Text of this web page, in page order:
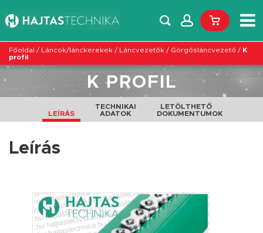
Főoldal / Láncok/lánckerekek / Láncvezetők / Görgősláncvezető / K
profil
K PROFIL
LEÍRÁS
TECHNIKAI
ADATOK
LETÖLTHETŐ
DOKUMENTUMOK
Leírás